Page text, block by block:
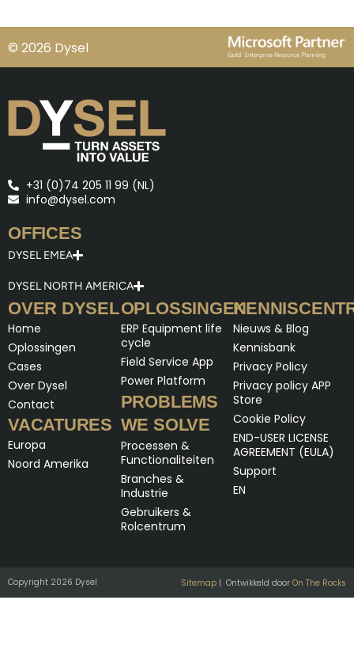
© 2026 Dysel
+31 (0)74 205 11 99 (NL)
info@dysel.com
OFFICES
DYSEL EMEA
DYSEL NORTH AMERICA
OVER DYSEL
Home
Oplossingen
Cases
Over Dysel
Contact
VACATURES
Europa
Noord Amerika
OPLOSSINGEN
ERP Equipment life
cycle
Field Service App
Power Platform
PROBLEMS
WE SOLVE
Processen &
Functionaliteiten
Branches &
Industrie
Gebruikers &
Rolcentrum
Nieuws & Blog
Kennisbank
Privacy Policy
Privacy policy APP
Store
Cookie Policy
END-USER LICENSE
AGREEMENT (EULA)
Support
EN
Copyright 2026 Dysel Sitemap | Ontwikkeld door On The Rocks